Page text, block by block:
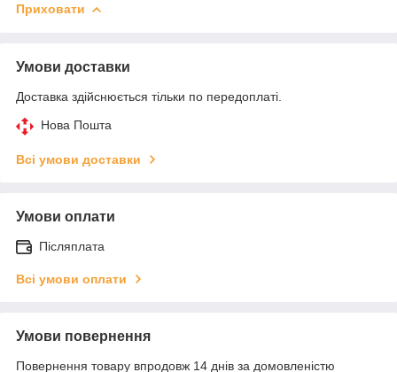
Приховати
Умови доставки
Доставка здійснюється тільки по передоплаті.
Нова Пошта
Всі умови доставки
Умови оплати
Післяплата
Всі умови оплати
Умови повернення
Повернення товару впродовж 14 днів за домовленістю